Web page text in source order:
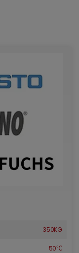
350KG
50℃